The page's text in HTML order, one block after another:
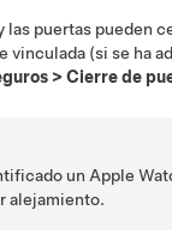
las puertas pueden
vinculada (si se ha
> Cierre de
un Apple
alejamiento.